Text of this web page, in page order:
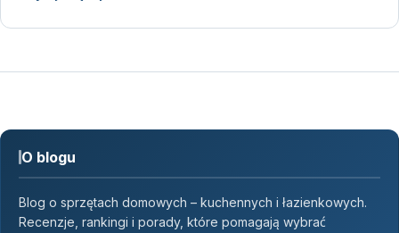
O blogu
Blog o sprzętach domowych – kuchennych i łazienkowych.
Recenzje, rankingi i porady, które pomagają wybrać